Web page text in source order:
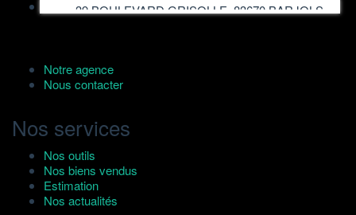
39 BOULEVARD GRISOLLE, 83670 BARJOLS
Notre agence
Nous contacter
Nos services
Nos outils
Nos biens vendus
Estimation
Nos actualités